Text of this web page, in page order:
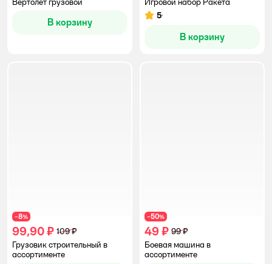
В корзину Рейтинг:
5
В корзину
−8%
99,90 ₽ 109 ₽
Грузовик строительный в
ассортименте
−50%
49 ₽ 99 ₽
Боевая машина в
ассортименте